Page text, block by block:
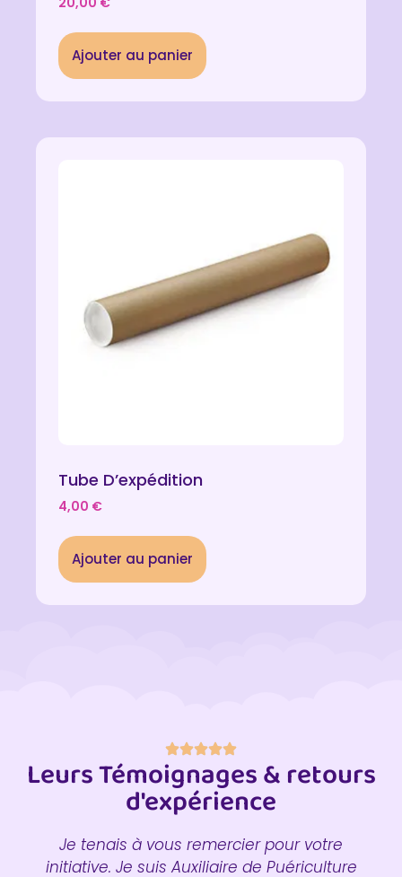
5.00
Ajouter au panier
Tube D’expédition
4,00 €
Ajouter au panier
Leurs Témoignages & retours
d'expérience
Je tenais à vous remercier pour votre
initiative. Je suis Auxiliaire de Puériculture